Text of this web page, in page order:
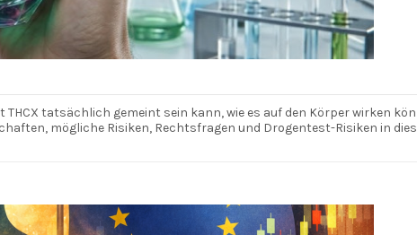
THCX tatsächlich gemeint sein kann, wie es auf den Körper wirken
mögliche Risiken, Rechtsfragen und Drogentest-Risiken in